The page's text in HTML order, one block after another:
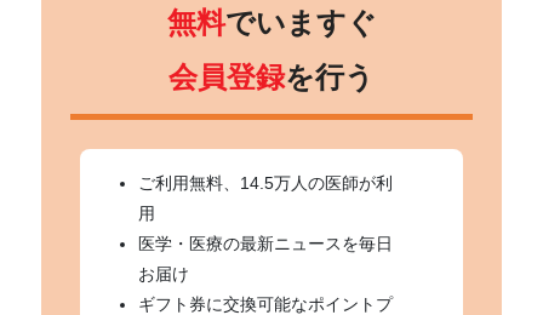
無料でいますぐ
会員登録を行う
ご利用無料、14.5万人の医師が利
用
医学・医療の最新ニュースを毎日
お届け
ギフト券に交換可能なポイントプ